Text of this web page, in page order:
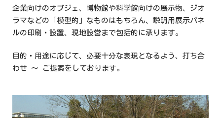
企業向けのオブジェ、博物館や科学館向けの展示物、ジオ
ラマなどの「模型的」なものはもちろん、説明用展示パネ
ルの印刷・設置、現地設営まで包括的に承ります。
目的・用途に応じて、必要十分な表現となるよう、打ち合
わせ ～ ご提案をしております。